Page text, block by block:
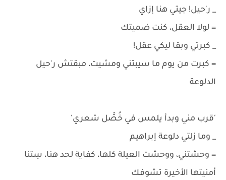
_ ر'حيل! جيتي هنا إزاي
= لولا العقل، كنت ضميتك
_ كبرتي وبقا ليكي عقل!
= كبرت من يوم ما سيبتني ومشيت، مبقتش ر'حيل
الدلوعة
'قرب مني وبدأ يلمس في خُصَّل شعري'
_ وما زلتي دلوعة إبراهيم
= وحشتني، ووحشت العيلة كلها، كفاية لحد هنا، سِتنا
أمنيتها الأخيرة تشوفك